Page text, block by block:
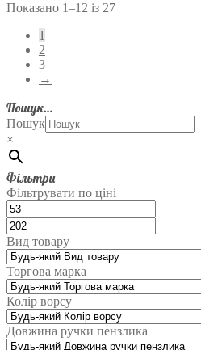
Показано 1–12 із 27
1
2
3
→
Пошук…
Пошук
×
Фільтри
Фільтрувати по ціні
Вид товару
Торгова марка
Колір ворсу
Довжина ручки пензлика